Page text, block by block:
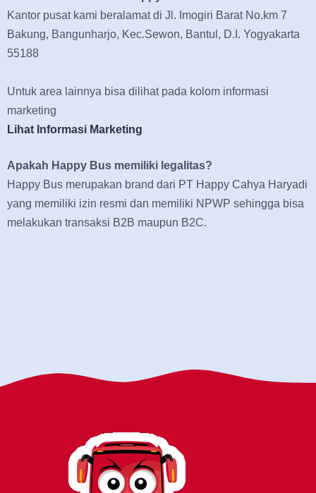
Kantor pusat kami beralamat di Jl. Imogiri Barat No.km 7
Bakung, Bangunharjo, Kec.Sewon, Bantul, D.I. Yogyakarta
55188
Untuk area lainnya bisa dilihat pada kolom informasi
marketing
Lihat Informasi Marketing
Apakah Happy Bus memiliki legalitas?
Happy Bus merupakan brand dari PT Happy Cahya Haryadi
yang memiliki izin resmi dan memiliki NPWP sehingga bisa
melakukan transaksi B2B maupun B2C.